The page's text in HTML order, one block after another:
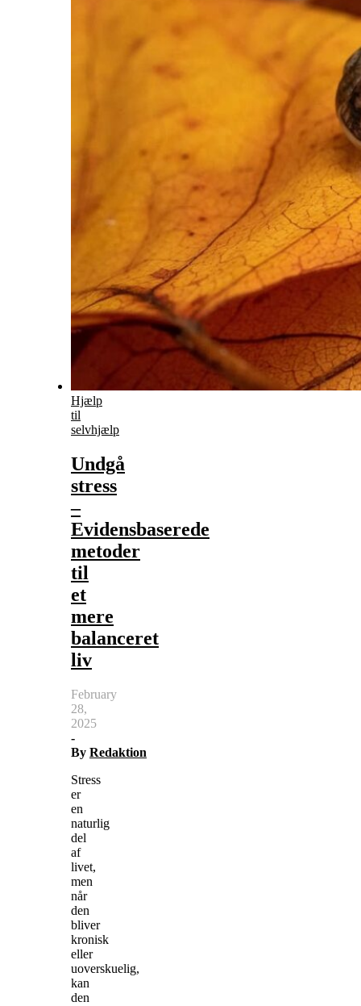
Hjælp
til
selvhjælp
Undgå
stress
–
Evidensbaserede
metoder
til
et
mere
balanceret
liv
February
28,
2025
-
By Redaktion
Stress
er
en
naturlig
del
af
livet,
men
når
den
bliver
kronisk
eller
uoverskuelig,
kan
den